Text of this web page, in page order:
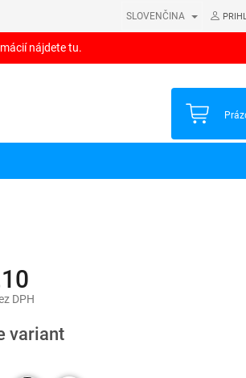
SLOVENČINA
nájdete tu.
DPH
variant